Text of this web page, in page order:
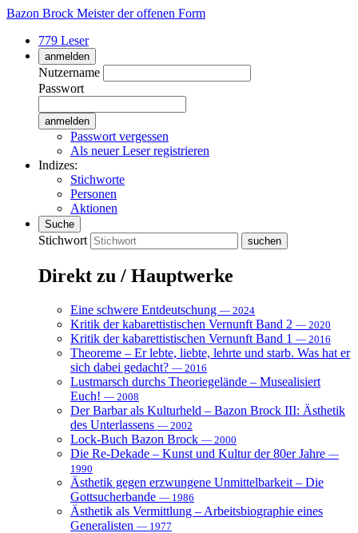
Bazon Brock Meister der offenen Form
779 Leser
anmelden
Nutzername
Passwort
Passwort vergessen
Als neuer Leser registrieren
Indizes:
Stichworte
Personen
Aktionen
Suche
Stichwort
Direkt zu / Hauptwerke
Eine schwere Entdeutschung — 2024
Kritik der kabarettistischen Vernunft Band 2 — 2020
Kritik der kabarettistischen Vernunft Band 1 — 2016
Theoreme – Er lebte, liebte, lehrte und starb. Was hat er
sich dabei gedacht? — 2016
Lustmarsch durchs Theoriegelände – Musealisiert
Euch! — 2008
Der Barbar als Kulturheld – Bazon Brock III: Ästhetik
des Unterlassens — 2002
Lock-Buch Bazon Brock — 2000
Die Re-Dekade – Kunst und Kultur der 80er Jahre —
1990
Ästhetik gegen erzwungene Unmittelbarkeit – Die
Gottsucherbande — 1986
Ästhetik als Vermittlung – Arbeitsbiographie eines
Generalisten — 1977